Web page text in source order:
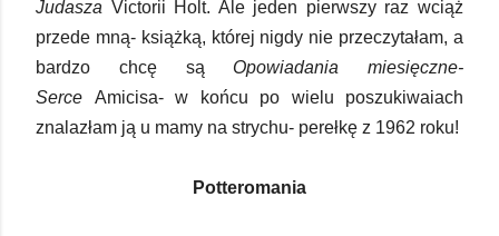
Judasza Victorii Holt. Ale jeden pierwszy raz wciąż
przede mną- książką, której nigdy nie przeczytałam, a
bardzo chcę są Opowiadania miesięczne-
Serce Amicisa- w końcu po wielu poszukiwaiach
znalazłam ją u mamy na strychu- perełkę z 1962 roku!
Potteromania